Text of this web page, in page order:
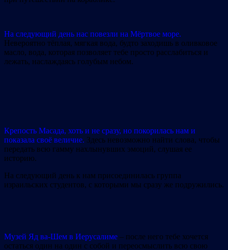
На следующий день нас повезли на Мёртвое море.
Невероятно тёплая, мягкая вода, будто заходишь в оливковое
масло, вода, которая позволяет тебе просто расслабиться и
лежать, наслаждаясь голубым небом.
Крепость Масада, хоть и не сразу, но покорилась нам и
показала своё величие. Здесь невозможно найти слова, чтобы
передать всю гамму нахлынувших эмоций, слушая ее
историю.
На следующий день к нам присоединилась группа
израильских студентов, с которыми мы сразу же подружились.
Музей Яд ва-Шем в Иерусалиме – после него тебе хочется
остаться один на один с собой и переосмыслить всю свою